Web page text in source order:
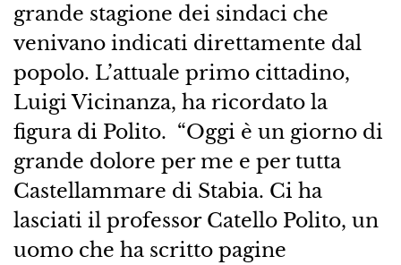
grande stagione dei sindaci che
venivano indicati direttamente dal
popolo. L’attuale primo cittadino,
Luigi Vicinanza, ha ricordato la
figura di Polito. “Oggi è un giorno di
grande dolore per me e per tutta
Castellammare di Stabia. Ci ha
lasciati il professor Catello Polito, un
uomo che ha scritto pagine